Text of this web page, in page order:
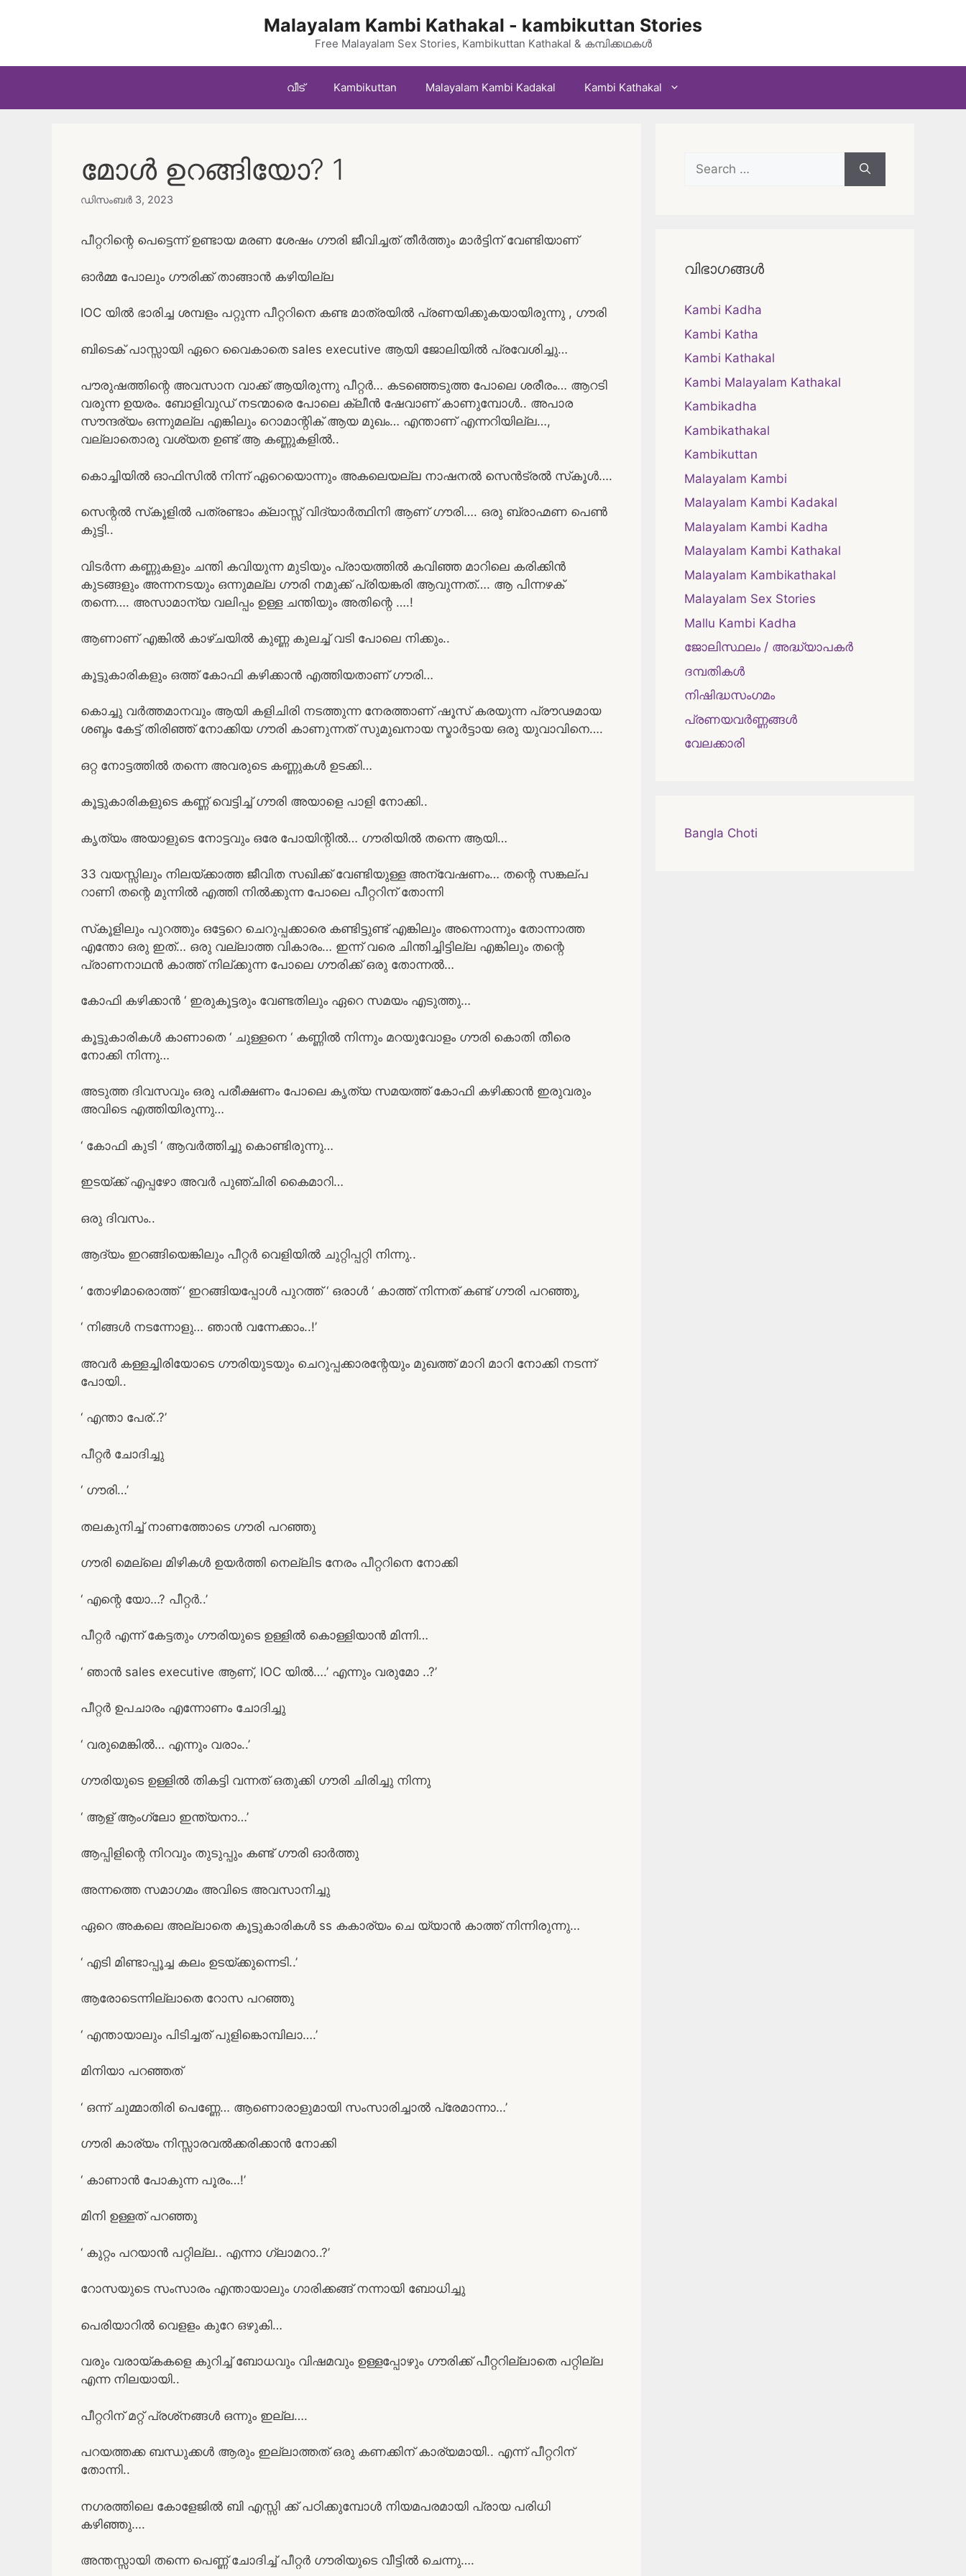
Malayalam Kambi Kathakal - kambikuttan Stories
Free Malayalam Sex Stories, Kambikuttan Kathakal & കമ്പിക്കഥകൾ
വീട് Kambikuttan Malayalam Kambi Kadakal Kambi Kathakal
മോൾ ഉറങ്ങിയോ? 1
ഡിസംബർ 3, 2023
പീറ്ററിന്റെ പെട്ടെന്ന് ഉണ്ടായ മരണ ശേഷം ഗൗരി ജീവിച്ചത് തീര്‍ത്തും മാര്‍ട്ടിന് വേണ്ടിയാണ്
ഓര്‍മ്മ പോലും ഗൗരിക്ക് താങ്ങാന്‍ കഴിയില്ല
IOC യില്‍ ഭാരിച്ച ശമ്പളം പറ്റുന്ന പീറ്ററിനെ കണ്ട മാത്രയില്‍ പ്രണയിക്കുകയായിരുന്നു , ഗൗരി
ബിടെക് പാസ്സായി ഏറെ വൈകാതെ sales executive ആയി ജോലിയില്‍ പ്രവേശിച്ചു…
പൗരുഷത്തിന്റെ അവസാന വാക്ക് ആയിരുന്നു പീറ്റര്‍… കടഞ്ഞെടുത്ത പോലെ ശരീരം… ആറടി
വരുന്ന ഉയരം. ബോളിവുഡ് നടന്മാരെ പോലെ ക്ലീന്‍ ഷേവാണ് കാണുമ്പോള്‍.. അപാര
സൗന്ദര്യം ഒന്നുമല്ല എങ്കിലും റൊമാന്റിക് ആയ മുഖം… എന്താണ് എന്നറിയില്ല…,
വല്ലാതൊരു വശ്യത ഉണ്ട് ആ കണ്ണുകളില്‍..
കൊച്ചിയില്‍ ഓഫിസില്‍ നിന്ന് ഏറെയൊന്നും അകലെയല്ല നാഷനല്‍ സെന്‍ട്രല്‍ സ്‌കൂള്‍….
സെന്റല്‍ സ്‌കൂളില്‍ പത്രണ്ടാം ക്ലാസ്സ് വിദ്യാര്‍ത്ഥിനി ആണ് ഗൗരി…. ഒരു ബ്രാഹ്മണ പെണ്‍
കുട്ടി..
വിടര്‍ന്ന കണ്ണുകളും ചന്തി കവിയുന്ന മുടിയും പ്രായത്തില്‍ കവിഞ്ഞ മാറിലെ കരിക്കിന്‍
കുടങ്ങളും അന്നനടയും ഒന്നുമല്ല ഗൗരി നമുക്ക് പ്രിയങ്കരി ആവുന്നത്…. ആ പിന്നഴക്
തന്നെ…. അസാമാന്യ വലിപ്പം ഉള്ള ചന്തിയും അതിന്റെ ….!
ആണാണ് എങ്കില്‍ കാഴ്ചയില്‍ കുണ്ണ കുലച്ച് വടി പോലെ നിക്കും..
കൂട്ടുകാരികളും ഒത്ത് കോഫി കഴിക്കാന്‍ എത്തിയതാണ് ഗൗരി…
കൊച്ചു വര്‍ത്തമാനവും ആയി കളിചിരി നടത്തുന്ന നേരത്താണ് ഷൂസ് കരയുന്ന പ്രൗഢമായ
ശബ്ദം കേട്ട് തിരിഞ്ഞ് നോക്കിയ ഗൗരി കാണുന്നത് സുമുഖനായ സ്മാര്‍ട്ടായ ഒരു യുവാവിനെ….
ഒറ്റ നോട്ടത്തില്‍ തന്നെ അവരുടെ കണ്ണുകള്‍ ഉടക്കി…
കൂട്ടുകാരികളുടെ കണ്ണ് വെട്ടിച്ച് ഗൗരി അയാളെ പാളി നോക്കി..
കൃത്യം അയാളുടെ നോട്ടവും ഒരേ പോയിന്റില്‍… ഗൗരിയില്‍ തന്നെ ആയി…
33 വയസ്സിലും നിലയ്ക്കാത്ത ജീവിത സഖിക്ക് വേണ്ടിയുള്ള അന്വേഷണം… തന്റെ സങ്കല്പ
റാണി തന്റെ മുന്നില്‍ എത്തി നില്‍ക്കുന്ന പോലെ പീറ്ററിന് തോന്നി
സ്‌കൂളിലും പുറത്തും ഒട്ടേറെ ചെറുപ്പക്കാരെ കണ്ടിട്ടുണ്ട് എങ്കിലും അന്നൊന്നും തോന്നാത്ത
എന്തോ ഒരു ഇത്… ഒരു വല്ലാത്ത വികാരം… ഇന്ന് വരെ ചിന്തിച്ചിട്ടില്ല എങ്കിലും തന്റെ
പ്രാണനാഥന്‍ കാത്ത് നില്ക്കുന്ന പോലെ ഗൗരിക്ക് ഒരു തോന്നല്‍…
കോഫി കഴിക്കാന്‍ ‘ ഇരുകൂട്ടരും വേണ്ടതിലും ഏറെ സമയം എടുത്തു…
കൂട്ടുകാരികള്‍ കാണാതെ ‘ ചുള്ളനെ ‘ കണ്ണില്‍ നിന്നും മറയുവോളം ഗൗരി കൊതി തീരെ
നോക്കി നിന്നു…
അടുത്ത ദിവസവും ഒരു പരീക്ഷണം പോലെ കൃത്യ സമയത്ത് കോഫി കഴിക്കാന്‍ ഇരുവരും
അവിടെ എത്തിയിരുന്നു…
‘ കോഫി കുടി ‘ ആവര്‍ത്തിച്ചു കൊണ്ടിരുന്നു…
ഇടയ്ക്ക് എപ്പഴോ അവര്‍ പുഞ്ചിരി കൈമാറി…
ഒരു ദിവസം..
ആദ്യം ഇറങ്ങിയെങ്കിലും പീറ്റര്‍ വെളിയില്‍ ചുറ്റിപ്പറ്റി നിന്നു..
‘ തോഴിമാരൊത്ത് ‘ ഇറങ്ങിയപ്പോള്‍ പുറത്ത് ‘ ഒരാള്‍ ‘ കാത്ത് നിന്നത് കണ്ട് ഗൗരി പറഞ്ഞു,
‘ നിങ്ങള്‍ നടന്നോളു… ഞാന്‍ വന്നേക്കാം..!’
അവര്‍ കള്ളച്ചിരിയോടെ ഗൗരിയുടയും ചെറുപ്പക്കാരന്റേയും മുഖത്ത് മാറി മാറി നോക്കി നടന്ന്
പോയി..
‘ എന്താ പേര്..?’
പീറ്റര്‍ ചോദിച്ചു
‘ ഗൗരി…’
തലകുനിച്ച് നാണത്തോടെ ഗൗരി പറഞ്ഞു
ഗൗരി മെല്ലെ മിഴികള്‍ ഉയര്‍ത്തി നെല്ലിട നേരം പീറ്ററിനെ നോക്കി
‘ എന്റെ യോ…? പീറ്റര്‍..’
പീറ്റര്‍ എന്ന് കേട്ടതും ഗൗരിയുടെ ഉള്ളില്‍ കൊള്ളിയാന്‍ മിന്നി…
‘ ഞാന്‍ sales executive ആണ്, IOC യില്‍….’ എന്നും വരുമോ ..?’
പീറ്റര്‍ ഉപചാരം എന്നോണം ചോദിച്ചു
‘ വരുമെങ്കില്‍… എന്നും വരാം..’
ഗൗരിയുടെ ഉള്ളില്‍ തികട്ടി വന്നത് ഒതുക്കി ഗൗരി ചിരിച്ചു നിന്നു
‘ ആള് ആംഗ്ലോ ഇന്ത്യനാ…’
ആപ്പിളിന്റെ നിറവും തുടുപ്പും കണ്ട് ഗൗരി ഓര്‍ത്തു
അന്നത്തെ സമാഗമം അവിടെ അവസാനിച്ചു
ഏറെ അകലെ അല്ലാതെ കൂട്ടുകാരികള്‍ ss കകാര്യം ചെ യ്യാന്‍ കാത്ത് നിന്നിരുന്നു…
‘ എടി മിണ്ടാപ്പൂച്ച കലം ഉടയ്ക്കുന്നെടി..’
ആരോടെന്നില്ലാതെ റോസ പറഞ്ഞു
‘ എന്തായാലും പിടിച്ചത് പുളിങ്കൊമ്പിലാ….’
മിനിയാ പറഞ്ഞത്
‘ ഒന്ന് ചുമ്മാതിരി പെണ്ണേ… ആണൊരാളുമായി സംസാരിച്ചാല്‍ പ്രേമാന്നാ…’
ഗൗരി കാര്യം നിസ്സാരവല്‍ക്കരിക്കാന്‍ നോക്കി
‘ കാണാന്‍ പോകുന്ന പൂരം…!’
മിനി ഉള്ളത് പറഞ്ഞു
‘ കുറ്റം പറയാന്‍ പറ്റില്ല.. എന്നാ ഗ്ലാമറാ..?’
റോസയുടെ സംസാരം എന്തായാലും ഗാരിക്കങ്ങ് നന്നായി ബോധിച്ചു
പെരിയാറില്‍ വെളളം കുറേ ഒഴുകി…
വരും വരായ്കകളെ കുറിച്ച് ബോധവും വിഷമവും ഉള്ളപ്പോഴും ഗൗരിക്ക് പീറ്ററില്ലാതെ പറ്റില്ല
എന്ന നിലയായി..
പീറ്ററിന് മറ്റ് പ്രശ്‌നങ്ങള്‍ ഒന്നും ഇല്ല….
പറയത്തക്ക ബന്ധുക്കള്‍ ആരും ഇല്ലാത്തത് ഒരു കണക്കിന് കാര്യമായി.. എന്ന് പീറ്ററിന്
തോന്നി..
നഗരത്തിലെ കോളേജില്‍ ബി എസ്സി ക്ക് പഠിക്കുമ്പോള്‍ നിയമപരമായി പ്രായ പരിധി
കഴിഞ്ഞു….
അന്തസ്സായി തന്നെ പെണ്ണ് ചോദിച്ച് പീറ്റര്‍ ഗൗരിയുടെ വീട്ടില്‍ ചെന്നു….
Search
for:
വിഭാഗങ്ങൾ
Kambi Kadha
Kambi Katha
Kambi Kathakal
Kambi Malayalam Kathakal
Kambikadha
Kambikathakal
Kambikuttan
Malayalam Kambi
Malayalam Kambi Kadakal
Malayalam Kambi Kadha
Malayalam Kambi Kathakal
Malayalam Kambikathakal
Malayalam Sex Stories
Mallu Kambi Kadha
ജോലിസ്ഥലം / അദ്ധ്യാപകർ
ദമ്പതികള്‍
നിഷിദ്ധസംഗമം
പ്രണയവർണ്ണങ്ങൾ
വേലക്കാരി
Bangla Choti